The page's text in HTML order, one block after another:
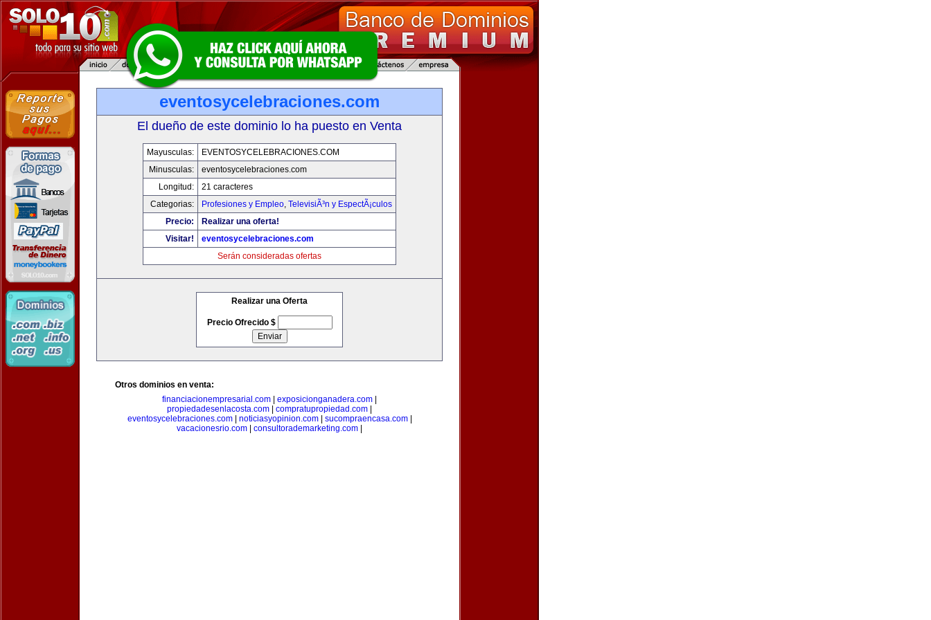
eventosycelebraciones.com
El dueño de este dominio lo ha puesto en Venta
Mayusculas:
EVENTOSYCELEBRACIONES.COM
Minusculas:
eventosycelebraciones.com
Longitud:
21 caracteres
Categorias:
Profesiones y Empleo, TelevisiÃ³n y EspectÃ¡culos
Precio:
Realizar una oferta!
Visitar!
eventosycelebraciones.com
Serán consideradas ofertas
Realizar una Oferta
Precio Ofrecido $
Otros dominios en venta:
financiacionempresarial.com
exposicionganadera.com
propiedadesenlacosta.com
compratupropiedad.com
eventosycelebraciones.com| noticiasyopinion.com| sucompraencasa.com|
vacacionesrio.com
consultorademarketing.com